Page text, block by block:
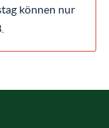
können nur